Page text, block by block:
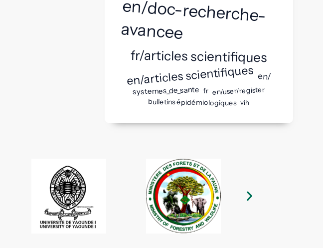
en/doc-recherche-
avancee
fr/articles scientifiques
en/articles scientifiques en/
systemes_de_sante fr en/user/register
bulletins épidémiologiques vih